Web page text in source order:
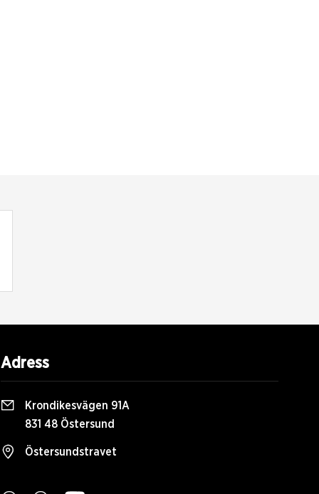
Adress
Krondikesvägen 91A
831 48 Östersund
Östersundstravet